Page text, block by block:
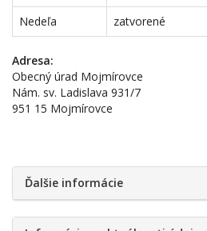
Nedeľa
zatvorené
Adresa:
Obecný úrad Mojmírovce
Nám. sv. Ladislava 931/7
951 15 Mojmírovce
Ďalšie informácie